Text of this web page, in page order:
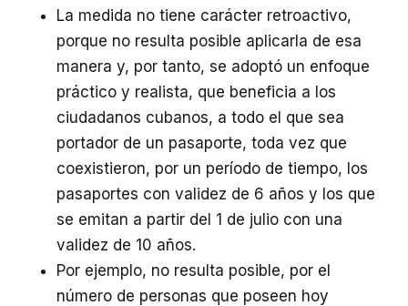
La medida no tiene carácter retroactivo,
porque no resulta posible aplicarla de esa
manera y, por tanto, se adoptó un enfoque
práctico y realista, que beneficia a los
ciudadanos cubanos, a todo el que sea
portador de un pasaporte, toda vez que
coexistieron, por un período de tiempo, los
pasaportes con validez de 6 años y los que
se emitan a partir del 1 de julio con una
validez de 10 años.
Por ejemplo, no resulta posible, por el
número de personas que poseen hoy